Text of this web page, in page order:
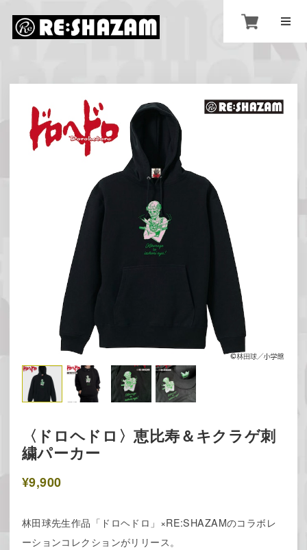
〈ドロヘドロ〉恵比寿＆キクラゲ刺
繍パーカー
¥9,900
林田球先生作品「ドロヘドロ」×RE:SHAZAMのコラボレ
ーションコレクションがリリース。